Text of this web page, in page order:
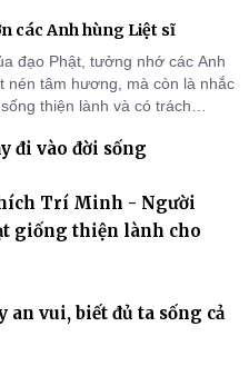
các Anh hùng Liệt sĩ
đạo Phật, tưởng nhớ các Anh
nén tâm hương, mà còn là nhắc
thiện lành và có trách
đi vào đời sống
Trí Minh - Người
giống thiện lành cho
an vui, biết đủ ta sống cả